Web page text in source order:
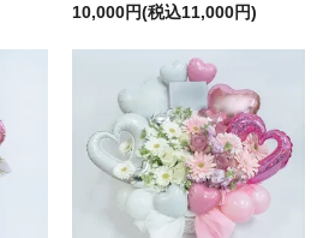
10,000円(税込11,000円)